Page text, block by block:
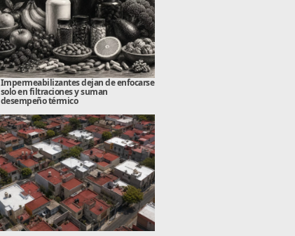
Impermeabilizantes dejan de enfocarse
solo en filtraciones y suman
desempeño térmico